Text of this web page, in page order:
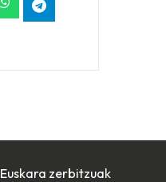
zerbitzuak